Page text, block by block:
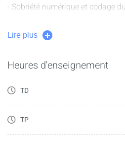
- Sobriété numérique et codage
- Statistiques descriptives :
de confiance…
- Visualisation de données :
fonctions de répartition (déciles,
Lire plus
Heures d'enseignement
TD
TP